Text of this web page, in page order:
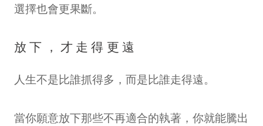
選擇也會更果斷。
放下，才走得更遠
人生不是比誰抓得多，而是比誰走得遠。
當你願意放下那些不再適合的執著，你就能騰出